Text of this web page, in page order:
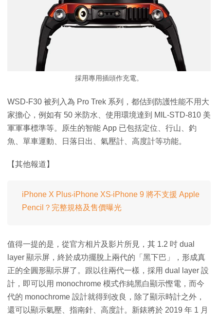
採用專用插頭作充電。
WSD-F30 被列入為 Pro Trek 系列，都估到防護性能不用大
家擔心，例如有 50 米防水、使用環境達到 MIL-STD-810 美
軍軍事標準等。原生的智能 App 已包括定位、行山、釣
魚、單車運動、日落日出、氣壓計、高度計等功能。
【其他報道】
iPhone X Plus‧iPhone XS‧iPhone 9 將不支援 Apple
Pencil？完整規格及售價曝光
值得一提的是，從官方相片及影片所見，其 1.2 吋 dual
layer 顯示屏，終於成功擺脫上兩代的「黑下巴」，形成真
正的全圓形顯示屏了。跟以往兩代一樣，採用 dual layer 設
計，即可以用 monochrome 模式作純黑白顯示慳電，而今
代的 monochrome 設計就得到改良，除了顯示時計之外，
還可以顯示氣壓、指南針、高度計。新錶將於 2019 年 1 月